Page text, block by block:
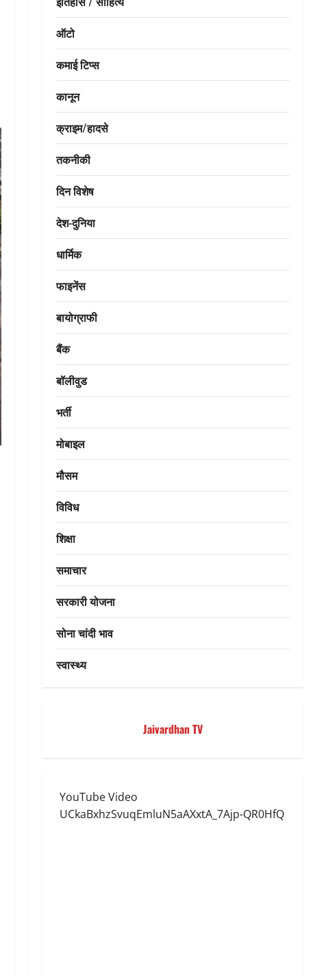
ऑटो
कमाई टिप्स
कानून
क्राइम/हादसे
तकनीकी
दिन विशेष
देश-दुनिया
धार्मिक
फाइनेंस
बायोग्राफी
बैंक
बॉलीवुड
भर्ती
मोबाइल
मौसम
विविध
शिक्षा
समाचार
सरकारी योजना
सोना चांदी भाव
स्वास्थ्य
Jaivardhan TV
YouTube Video
UCkaBxhzSvuqEmluN5aAXxtA_7Ajp-QR0HfQ